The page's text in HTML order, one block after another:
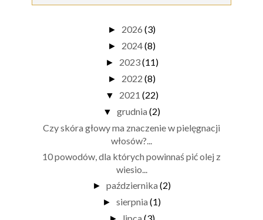
► 2026 (3)
► 2024(8)
► 2023(11)
► 2022 (8)
▼ 2021 (22)
▼ grudnia (2)
Czy skóra głowy ma znaczenie w pielęgnacji
włosów?...
10 powodów, dla których powinnaś pić olej z
wiesio...
► października (2)
► sierpnia (1)